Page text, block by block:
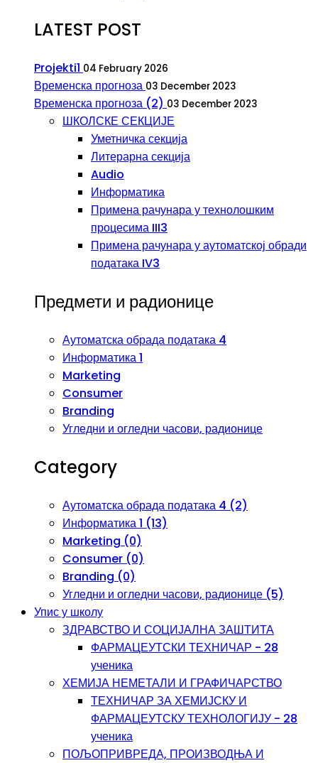
LATEST POST
Projekti1 04 February 2026
Временска прогноза 03 December 2023
Временска прогноза (2) 03 December 2023
ШКОЛСКЕ СЕКЦИЈЕ
Уметничка секција
Литерарна секција
Audio
Информатика
Примена рачунара у технолошким
процесима III3
Примена рачунара у аутоматској обради
података IV3
Предмети и радионице
Аутоматска обрада података 4
Информатика 1
Marketing
Consumer
Branding
Угледни и огледни часови, радионице
Category
Аутоматска обрада података 4 (2)
Информатика 1 (13)
Marketing (0)
Consumer (0)
Branding (0)
Угледни и огледни часови, радионице (5)
Упис у школу
ЗДРАВСТВО И СОЦИЈАЛНА ЗАШТИТА
ФАРМАЦЕУТСКИ ТЕХНИЧАР - 28
ученика
ХЕМИЈА НЕМЕТАЛИ И ГРАФИЧАРСТВО
ТЕХНИЧАР ЗА ХЕМИЈСКУ И
ФАРМАЦЕУТСКУ ТЕХНОЛОГИЈУ - 28
ученика
ПОЉОПРИВРЕДА, ПРОИЗВОДЊА И